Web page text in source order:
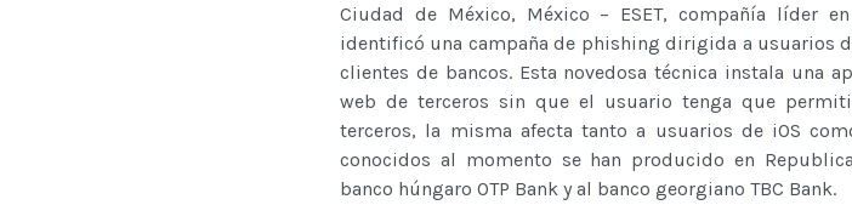
Ciudad de México, México ­– ESET, compañía líder
identificó una campaña de phishing dirigida a usuarios
clientes de bancos. Esta novedosa técnica instala una
web de terceros sin que el usuario tenga que
terceros, la misma afecta tanto a usuarios de iOS
conocidos al momento se han producido en
banco húngaro OTP Bank y al banco georgiano TBC Bank.